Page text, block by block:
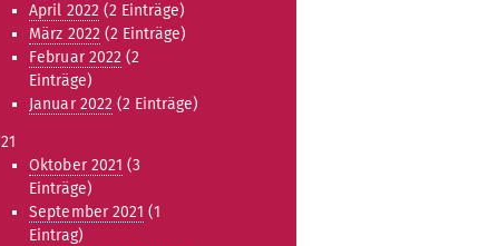
April 2022 (2 Einträge)
März 2022 (2 Einträge)
Februar 2022 (2
Einträge)
Januar 2022 (2 Einträge)
Oktober 2021 (3
Einträge)
September 2021 (1
Eintrag)